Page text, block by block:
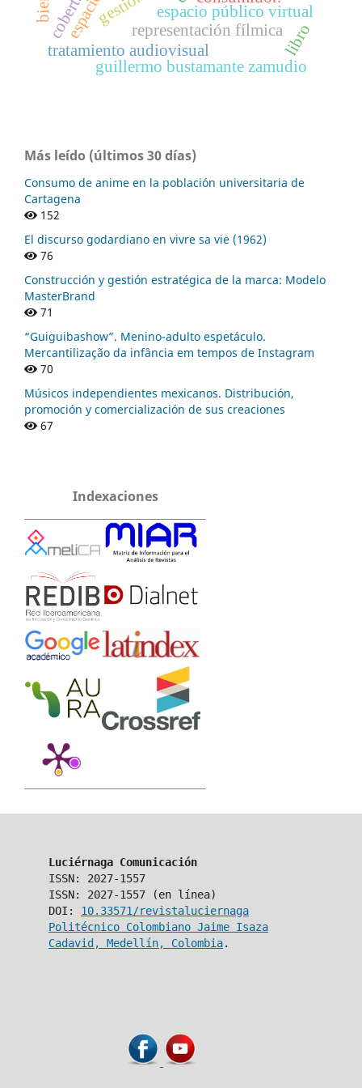
representación fílmica
tratamiento audiovisual
guillermo bustamante zamudio
espacio público virtual
libro
Más leído (últimos 30 días)
Consumo de anime en la población universitaria de
Cartagena
152
El discurso godardiano en vivre sa vie (1962)
76
Construcción y gestión estratégica de la marca: Modelo
MasterBrand
71
“Guiguibashow”. Menino-adulto espetáculo.
Mercantilização da infância em tempos de Instagram
70
Músicos independientes mexicanos. Distribución,
promoción y comercialización de sus creaciones
67
Indexaciones
Luciérnaga Comunicación
ISSN: 2027-1557
ISSN: 2027-1557 (en línea)
DOI: 10.33571/revistaluciernaga
Politécnico Colombiano Jaime Isaza
Cadavid, Medellín, Colombia.